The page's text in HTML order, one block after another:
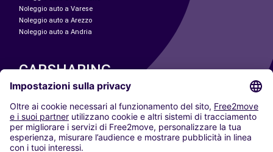
Noleggio auto a Varese
Noleggio auto a Arezzo
Noleggio auto a Andria
CARSHARING
LE NOSTRE CITTÀ
Paris
Madrid
Washington DC
Milano